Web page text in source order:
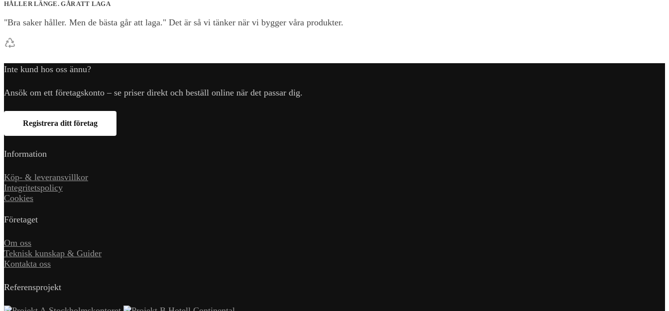
HÅLLER LÄNGE. GÅR ATT LAGA
"Bra saker håller. Men de bästa går att laga." Det är så vi tänker när vi bygger våra produkter.
Inte kund hos oss ännu?
Ansök om ett företagskonto – se priser direkt och beställ online när det passar dig.
Registrera ditt företag
Information
Köp- & leveransvillkor
Integritetspolicy
Cookies
Företaget
Om oss
Teknisk kunskap & Guider
Kontakta oss
Referensprojekt